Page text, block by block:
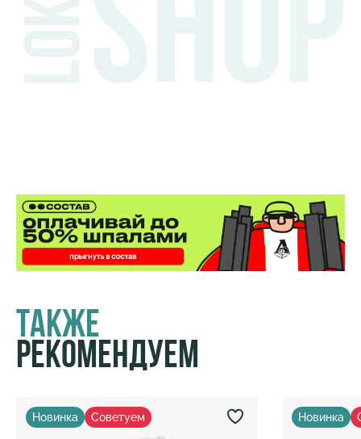
Также
Рекомендуем
Новинка Советуем Новинка